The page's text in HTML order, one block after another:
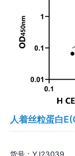
人着丝粒蛋白